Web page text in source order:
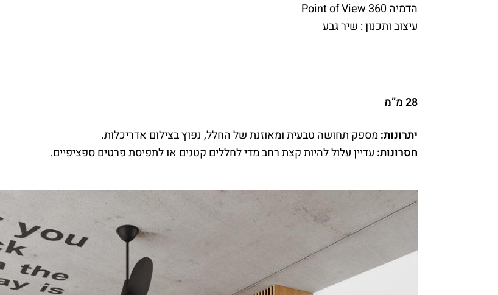
הדמיה Point of View 360
עיצוב ותכנון : שיר גבע
28 מ”מ
יתרונות: מספק תחושה טבעית ומאוזנת של החלל, נפוץ בצילום אדריכלות.
חסרונות: עדיין עלול להיות קצת רחב מדי לחללים קטנים או לתפיסת פרטים ספציפיים.